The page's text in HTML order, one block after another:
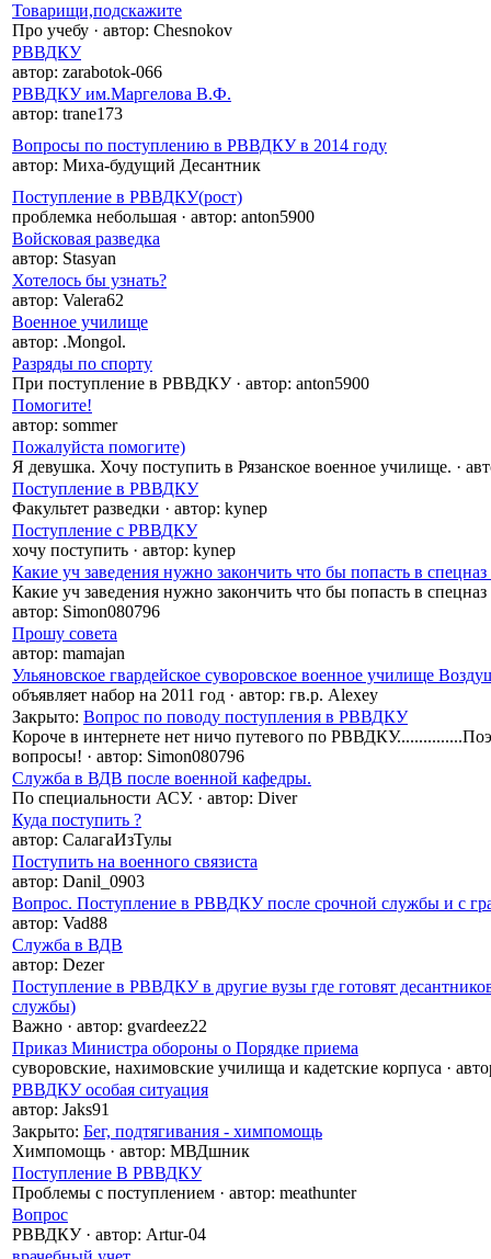
Товарищи,подскажите
Про учебу · автор: Chesnokov
РВВДКУ
автор: zarabotok-066
РВВДКУ им.Маргелова В.Ф.
автор: trane173
Вопросы по поступлению в РВВДКУ в 2014 году
автор: Миха-будущий Десантник
Поступление в РВВДКУ(рост)
проблемка небольшая · автор: anton5900
Войсковая разведка
автор: Stasyan
Хотелось бы узнать?
автор: Valera62
Военное училище
автор: .Mongol.
Разряды по спорту
При поступление в РВВДКУ· автор: anton5900
Помогите!
автор: sommer
Пожалуйста помогите)
Я девушка. Хочу поступить в Рязанское военное училище. ·
Поступление в РВВДКУ
Факультет разведки · автор: kynep
Поступление с РВВДКУ
хочу поступить · автор: kynep
Какие уч заведения нужно закончить что бы попасть в
Какие уч заведения нужно закончить что бы попасть в
автор: Simon080796
Прошу совета
автор: mamajan
Ульяновское гвардейское суворовское военное училище
объявляет набор на 2011 год · автор: гв.р. Alexey
Закрыто: Вопрос по поводу поступления в РВВДКУ
Короче в интернете нет ничо путевого по
вопросы! · автор: Simon080796
Служба в ВДВ после военной кафедры.
По специальности АСУ. · автор: Diver
Куда поступить ?
автор: СалагаИзТулы
Поступить на военного связиста
автор: Danil_0903
Вопрос. Поступление в РВВДКУ после срочной службы и с
автор: Vad88
Служба в ВДВ
автор: Dezer
Поступление в РВВДКУ в другие вузы где готовят
службы)
Важно · автор: gvardeez22
Приказ Министра обороны о Порядке приема
суворовские, нахимовские училища и кадетские корпуса ·
РВВДКУ особая ситуация
автор: Jaks91
Закрыто: Бег, подтягивания - химпомощь
Химпомощь · автор: МВДшник
Поступление В РВВДКУ
Проблемы с поступлением · автор: meathunter
Вопрос
РВВДКУ· автор: Artur-04